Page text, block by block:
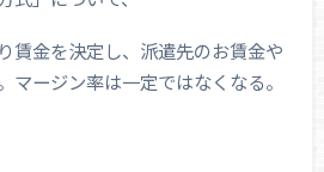
賃金を決定し、派遣先のお賃金や
マージン率は一定ではなくなる。